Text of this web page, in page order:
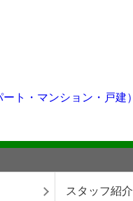
スタッフ紹介